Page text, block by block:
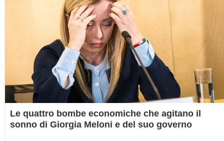
Le quattro bombe economiche che agitano il
sonno di Giorgia Meloni e del suo governo